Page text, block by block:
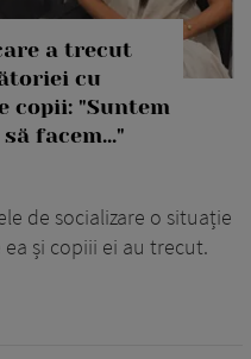
a trecut
cu
"Suntem
facem..."
de socializare o situație
și copiii ei au trecut.